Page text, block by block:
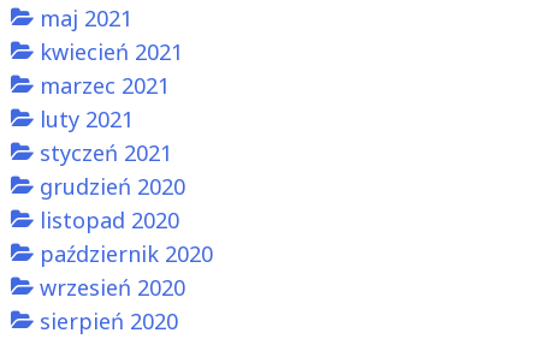
maj 2021
kwiecień 2021
marzec 2021
luty 2021
styczeń 2021
grudzień 2020
listopad 2020
październik 2020
wrzesień 2020
sierpień 2020